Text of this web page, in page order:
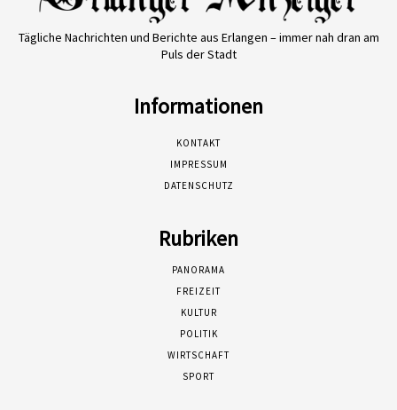
Tägliche Nachrichten und Berichte aus Erlangen – immer nah dran am
Puls der Stadt
Informationen
KONTAKT
IMPRESSUM
DATENSCHUTZ
Rubriken
PANORAMA
FREIZEIT
KULTUR
POLITIK
WIRTSCHAFT
SPORT